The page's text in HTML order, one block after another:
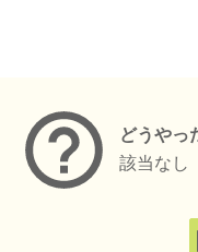
どうやっ
該当なし